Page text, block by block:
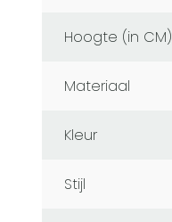
Hoogte (in CM)
Materiaal
Kleur
Stijl